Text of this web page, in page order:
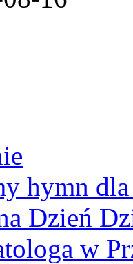
hymn dla
Dzień
w